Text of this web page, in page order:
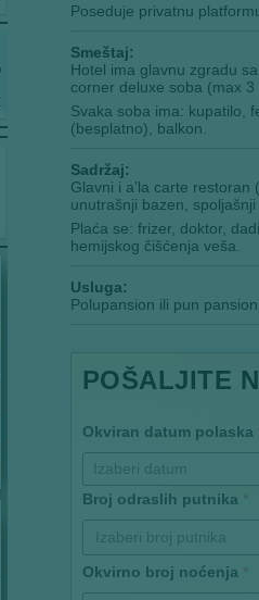
Poseduje privatnu
Smeštaj:
Hotel ima glavnu zgradu
corner deluxe soba (max
Svaka soba ima: kupatilo,
(besplatno), balkon.
Sadržaj:
Glavni i a’la carte
unutrašnji bazen,
Plaća se: frizer, doktor,
hemijskog čišćenja veša.
Usluga:
Polupansion ili pun pansion
POŠALJITE
Okviran datum polaska
Broj odraslih putnika *
Izaberi broj putnika
Okvirno broj noćenja *